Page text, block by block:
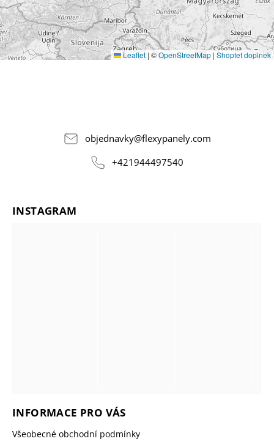
Leaflet | ©OpenStreetMap | Shoptet doplnek
objednavky@flexypanely.com
+421944497540
INFORMACE PRO VÁS
Všeobecné obchodní podmínky
INSTAGRAM